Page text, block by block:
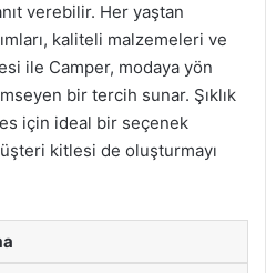
verebilir. Her yaştan
kaliteli malzemeleri ve
ile Camper, modaya yön
bir tercih sunar. Şıklık
için ideal bir seçenek
kitlesi de oluşturmayı